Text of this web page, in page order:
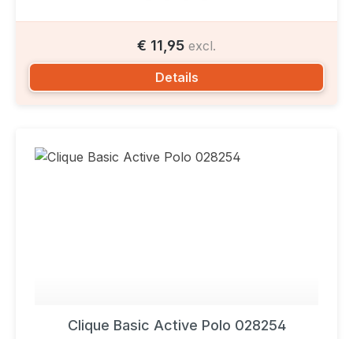
€ 11,95 excl.
Details
Clique Basic Active Polo 028254